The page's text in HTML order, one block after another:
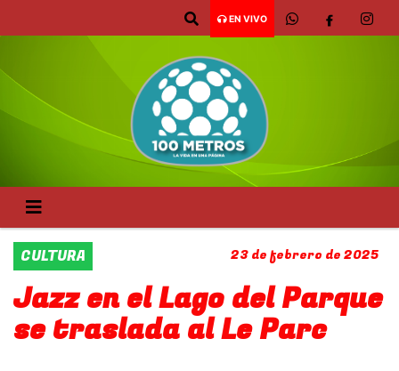
EN VIVO
CULTURA 23 de febrero de 2025
Jazz en el Lago del Parque
se traslada al Le Parc